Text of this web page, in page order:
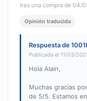
tras una compra de 04/
Opinión traducida
Respuesta de
Publicada el 11/03/
Hola Alain,
Muchas gracias
de 5/5. Estamos